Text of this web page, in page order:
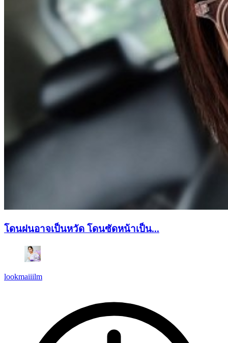
โดนฝนอาจเป็นหวัด โดนซัดหน้าเป็น...
lookmaiiilm